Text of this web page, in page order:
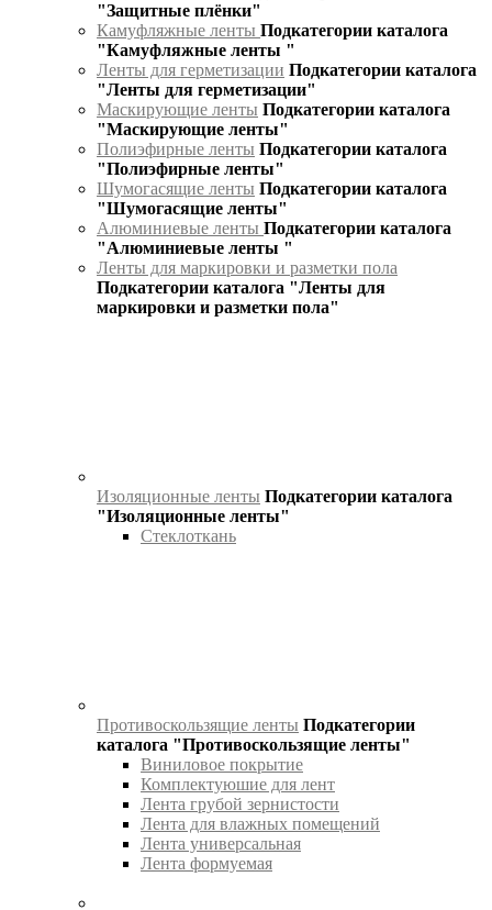
"Защитные плёнки"
Камуфляжные ленты Подкатегории каталога
"Камуфляжные ленты "
Ленты для герметизации Подкатегории каталога
"Ленты для герметизации"
Маскирующие ленты Подкатегории каталога
"Маскирующие ленты"
Полиэфирные ленты Подкатегории каталога
"Полиэфирные ленты"
Шумогасящие ленты Подкатегории каталога
"Шумогасящие ленты"
Алюминиевые ленты Подкатегории каталога
"Алюминиевые ленты "
Ленты для маркировки и разметки пола
Подкатегории каталога "Ленты для
маркировки и разметки пола"
Изоляционные ленты Подкатегории каталога
"Изоляционные ленты"
Стеклоткань
Противоскользящие ленты Подкатегории
каталога "Противоскользящие ленты"
Виниловое покрытие
Комплектуюшие для лент
Лента грубой зернистости
Лента для влажных помещений
Лента универсальная
Лента формуемая